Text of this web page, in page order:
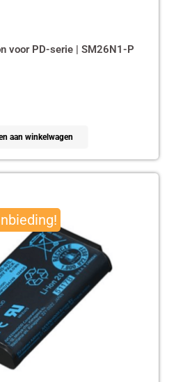
voor PD-serie | SM26N1-P
aan winkelwagen